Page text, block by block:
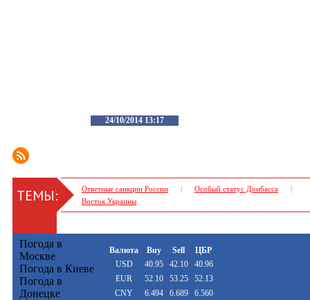
24/10/2014 13:17
ТЕМЫ: Ответные санкции России | Особый статус Донбасса
|
Восток Украины
Погода в
Москве
Погода в Киеве
Погода в
Донецке
Валюта Buy Sell
ЦБР
USD
40.95 42.10
40.96
EUR
52.10 53.25
52.13
CNY
6.494 6.689 6.560